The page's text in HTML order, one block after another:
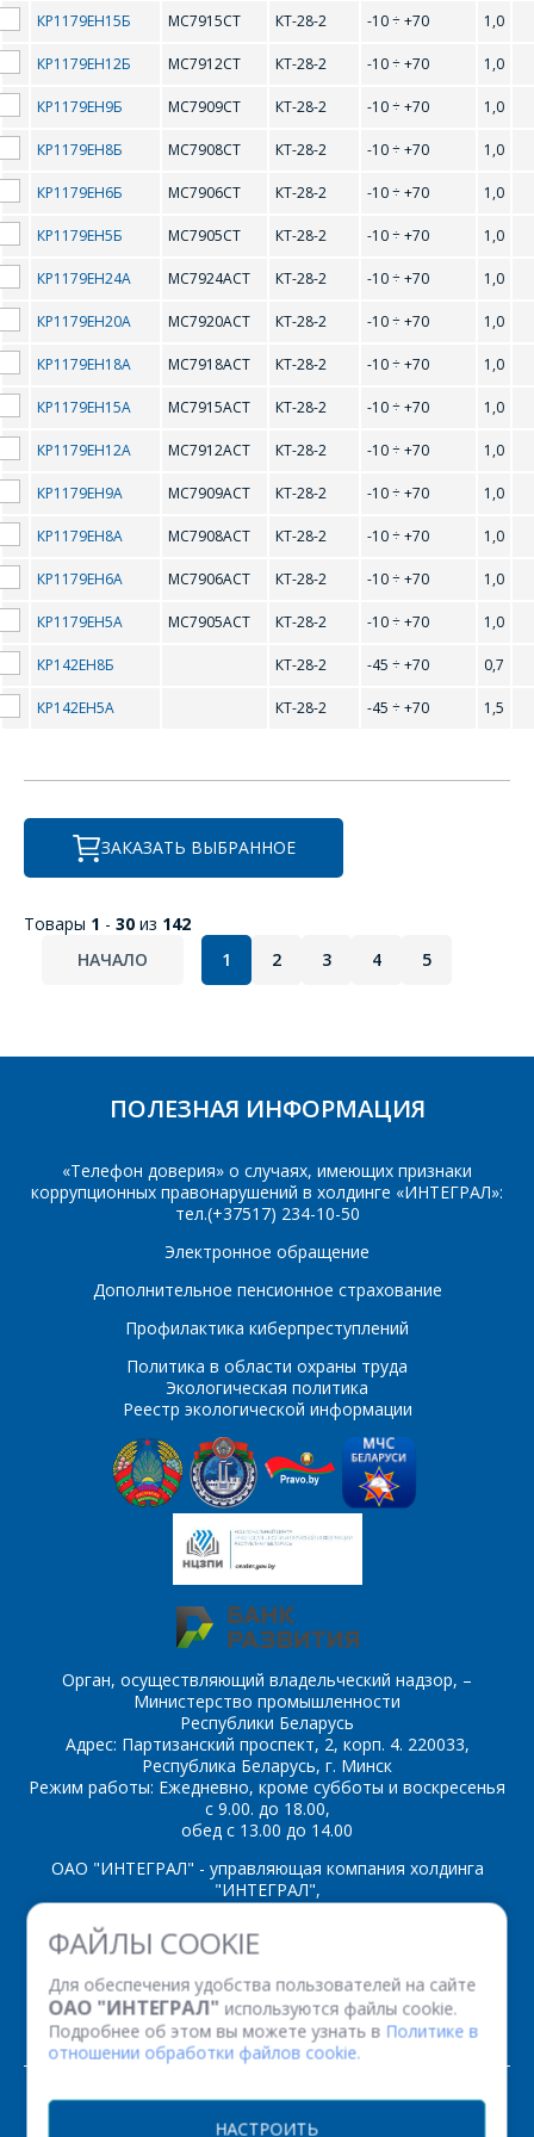
ФАЙЛЫ COOKIE
Для обеспечения удобства пользователей на сайте
ОАО "ИНТЕГРАЛ" используются файлы cookie.
Подробнее об этом вы можете узнать в Политике в
отношении обработки файлов cookie.
НАСТРОИТЬ
ПОИСК
L
LM2940CT-12 LM2940CT-5
LM317L LM3480
LP2954IT-3.3 LP2954IT-5
LT1083 LT1084
M
MC78L09C MC78L12AC
MC78L12C MC78L15AC
MC78L15C MC78L18AC
MC78L18C MC78L24AC
MC7906ACT MC7906BT
MC7906CT MC7908ACT
MC7908BT
MC7909ACT MC7909BT
MC7912BT MC7912CT
MC7915ACT MC7915BT
MC7915CT
MC7918CT
MC7920BT
MC7924ACT
MC7924BT
MC79L05AC MC79L05C
MC79L06AC MC79L06C
MC79L08AC MC79L08C
MC79L09C
MC79L15C
MC79L18AC MC79L18C
MC79L24AC MC79L24C
MIC5219
U
UR233
К
КР1179ЕН15Б MC7915CT КТ-28-2 -10 ÷ +70 1,0
КР1179ЕН12Б MC7912CT КТ-28-2 -10 ÷ +70 1,0
КР1179ЕН9Б MC7909CT КТ-28-2 -10 ÷ +70 1,0
КР1179ЕН8Б MC7908CT КТ-28-2 -10 ÷ +70 1,0
КР1179ЕН6Б MC7906CT КТ-28-2 -10 ÷ +70 1,0
КР1179ЕН5Б MC7905CT КТ-28-2 -10 ÷ +70 1,0
КР1179ЕН24А MC7924ACT КТ-28-2 -10 ÷ +70 1,0
КР1179ЕН20А MC7920ACT КТ-28-2 -10 ÷ +70 1,0
КР1179ЕН18А MC7918ACT КТ-28-2 -10 ÷ +70 1,0
КР1179ЕН15А MC7915ACT КТ-28-2 -10 ÷ +70 1,0
КР1179ЕН12А MC7912ACT КТ-28-2 -10 ÷ +70 1,0
КР1179ЕН9А MC7909ACT КТ-28-2 -10 ÷ +70 1,0
КР1179ЕН8А MC7908ACT КТ-28-2 -10 ÷ +70 1,0
КР1179ЕН6А MC7906ACT КТ-28-2 -10 ÷ +70 1,0
КР1179ЕН5А MC7905ACT КТ-28-2 -10 ÷ +70 1,0
КР142ЕН8Б КТ-28-2 -45 ÷ +70 0,7
КР142ЕН5А КТ-28-2 -45 ÷ +70 1,5
ЗАКАЗАТЬ ВЫБРАННОЕ
Товары 1 - 30 из 142
НАЧАЛО
1 2 3 4 5
ПОЛЕЗНАЯ ИНФОРМАЦИЯ
«Телефон доверия» о случаях, имеющих признаки
коррупционных правонарушений в холдинге «ИНТЕГРАЛ»:
тел.(+37517) 234-10-50
Электронное обращение
Дополнительное пенсионное страхование
Профилактика киберпреступлений
Политика в области охраны труда
Экологическая политика
Реестр экологической информации
Орган, осуществляющий владельческий надзор, –
Министерство промышленности
Республики Беларусь
Адрес: Партизанский проспект, 2, корп. 4. 220033,
Республика Беларусь, г. Минск
Режим работы: Ежедневно, кроме субботы и воскресенья
с 9.00. до 18.00,
обед с 13.00 до 14.00
ОАО "ИНТЕГРАЛ" - управляющая компания холдинга
"ИНТЕГРАЛ",
ул. Казинца И.П., д.121А, комната 327, г. Минск, 220108,
Республика Беларусь
Факс: (+375 17) 338 12 94 УНП 100386629
Рег. номер 100386629 от 01.08.2013 г.
© 2026. Все права защищены.
для юридических лиц
Продажи физическим
осуществляются в ТД
(17) 350-94-32
Укажите
изделие, и
свяжутся с Вами по
вопросам стоимости
и сроков поставки.
Фамилия Имя*
Организация *
Интересующий товар/
услуга, их количество
Комментарий
поля
ОТПРАВИТЬ
КОМПАНИИ С
РАДОСТЬЮ
ОТВЕТЯТ НА
Ваше имя*
E-mail
Сообщение*
Я согласен на
*- обязательные
поля
ОТПРАВИТЬ